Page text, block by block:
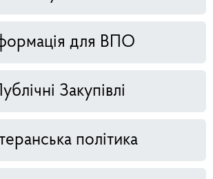
для ВПО
Публічні Закупівлі
політика